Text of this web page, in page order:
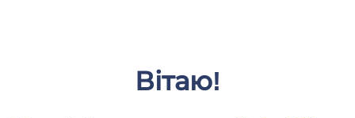
Вітаю!